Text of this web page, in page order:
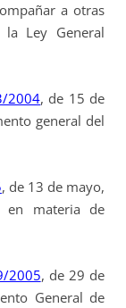
a otras
la Ley General
2004, de 15 de
general del
, de 13 de mayo,
en materia de
2005, de 29 de
General de